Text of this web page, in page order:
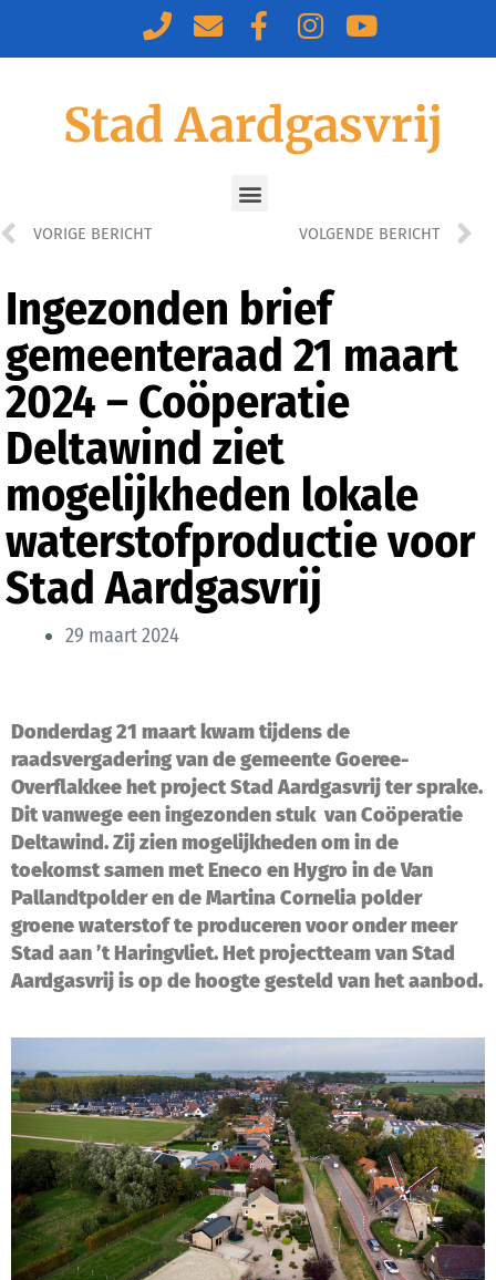
Stad Aardgasvrij
VORIGE BERICHT VOLGENDE BERICHT
Ingezonden brief
gemeenteraad 21 maart
2024 – Coöperatie
Deltawind ziet
mogelijkheden lokale
waterstofproductie voor
Stad Aardgasvrij
29 maart 2024
Donderdag 21 maart kwam tijdens de
raadsvergadering van de gemeente Goeree-
Overflakkee het project Stad Aardgasvrij ter sprake.
Dit vanwege een ingezonden stuk van Coöperatie
Deltawind. Zij zien mogelijkheden om in de
toekomst samen met Eneco en Hygro in de Van
Pallandtpolder en de Martina Cornelia polder
groene waterstof te produceren voor onder meer
Stad aan ’t Haringvliet. Het projectteam van Stad
Aardgasvrij is op de hoogte gesteld van het aanbod.